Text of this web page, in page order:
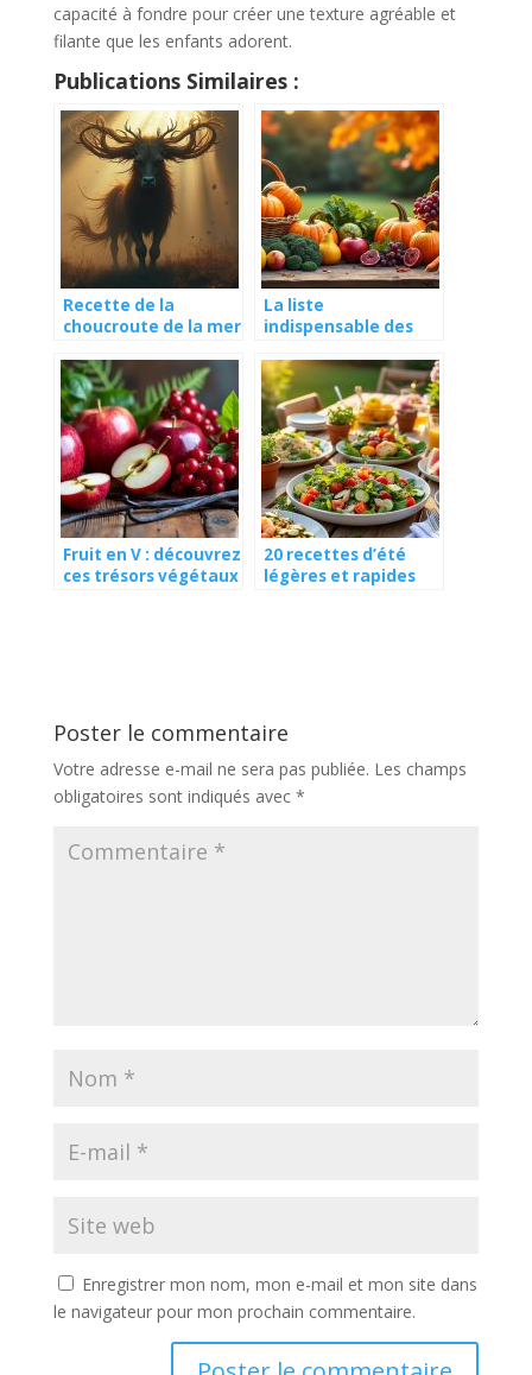
capacité à fondre pour créer une texture agréable et
filante que les enfants adorent.
Publications Similaires :
Recette de la
choucroute de la mer
nobles
La liste
indispensable des
mois d’octobre
Fruit en V : découvrez
ces trésors végétaux
20 recettes d’été
légères et rapides
Poster le commentaire
Votre adresse e-mail ne sera pas publiée. Les champs
obligatoires sont indiqués avec *
Enregistrer mon nom, mon e-mail et mon site dans
le navigateur pour mon prochain commentaire.